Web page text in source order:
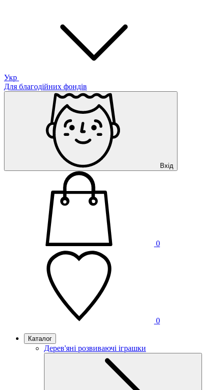
Укр
Для благодійних фондів
Вхід
0
0
Каталог
Дерев'яні розвиваючі іграшки